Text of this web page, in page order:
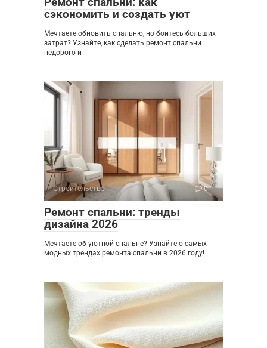
сэкономить и создать уют
Мечтаете обновить спальню, но боитесь больших
затрат? Узнайте, как сделать ремонт спальни
недорого и
Строительство 0
Ремонт спальни: тренды
дизайна 2026
Мечтаете об уютной спальне? Узнайте о самых
модных трендах ремонта спальни в 2026 году!